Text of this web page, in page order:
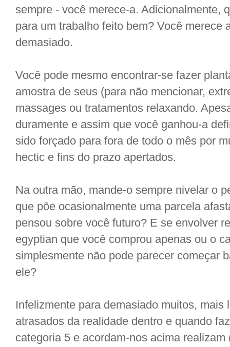
sempre - você merece-a. Adicionalmente,
para um trabalho feito bem? Você merece
demasiado.
Você pode mesmo encontrar-se fazer
amostra de seus (para não mencionar,
massages ou tratamentos relaxando.
duramente e assim que você ganhou-a
sido forçado para fora de todo o mês por
hectic e fins do prazo apertados.
Na outra mão, mande-o sempre nivelar o
que põe ocasionalmente uma parcela
pensou sobre você futuro? E se envolver
egyptian que você comprou apenas ou o
simplesmente não pode parecer começar
ele?
Infelizmente para demasiado muitos, mais
atrasados da realidade dentro e quando
categoria 5 e acordam-nos acima